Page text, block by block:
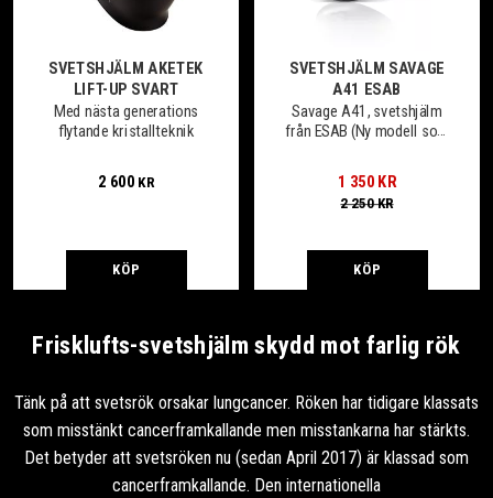
SVETSHJÄLM AKETEK
LIFT-UP SVART
Med nästa generations
flytande kristallteknik
2 600KR
KÖP
SVETSHJÄLM SAVAGE
A41 ESAB
Savage A41, svetshjälm
från ESAB (Ny modell som
1 350 KR
2 250KR
KÖP
Frisklufts-svetshjälm skydd mot farlig rök
Tänk på att svetsrök orsakar lungcancer. Röken har tidigare klassats
som misstänkt cancerframkallande men misstankarna har stärkts.
Det betyder att svetsröken nu (sedan April 2017) är klassad som
cancerframkallande. Den internationella